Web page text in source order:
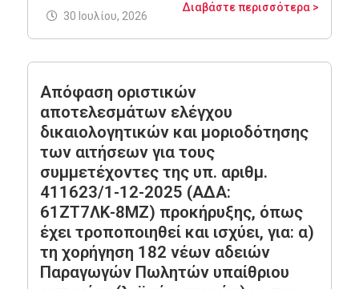
Διαβάστε περισσότερα >
30 Ιουλίου, 2026
Απόφαση οριστικών
αποτελεσμάτων ελέγχου
δικαιολογητικών και μοριοδότησης
των αιτήσεων για τους
συμμετέχοντες της υπ. αριθμ.
411623/1-12-2025 (ΑΔΑ:
61ΖΤ7ΛΚ-8ΜΖ) προκήρυξης, όπως
έχει τροποποιηθεί και ισχύει, για: α)
τη χορήγηση 182 νέων αδειών
Παραγωγών Πωλητών υπαίθριου